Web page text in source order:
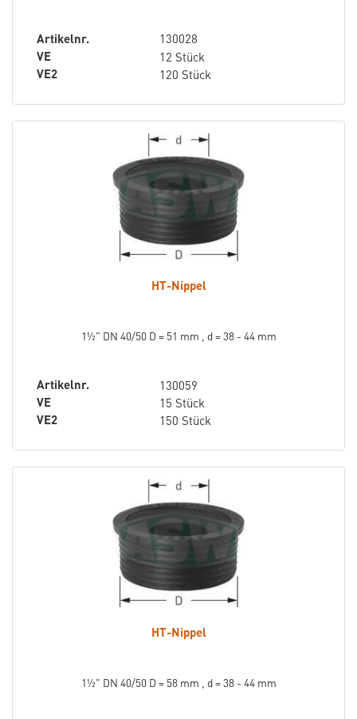
Artikelnr.
130028
VE
12 Stück
VE2
120 Stück
HT-Nippel
1½" DN 40/50 D = 51 mm , d = 38 - 44 mm
Artikelnr.
130059
VE
15 Stück
VE2
150 Stück
HT-Nippel
1½" DN 40/50 D = 58 mm , d = 38 - 44 mm